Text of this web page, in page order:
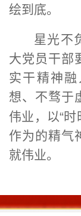
绘到底。
星光不
大党员干部
实干精神
想、不骛于
伟业，以“时
作为的精气
就伟业。